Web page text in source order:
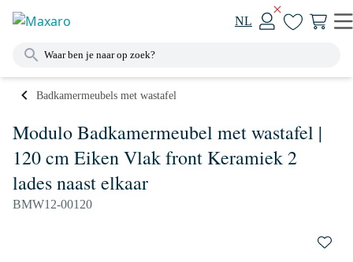
NL
Badkamermeubels met wastafel
Modulo Badkamermeubel met wastafel |
120 cm Eiken Vlak front Keramiek 2
lades naast elkaar
BMW12-00120